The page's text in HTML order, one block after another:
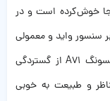
خوش‌کرده است و در
سنسور واید و معمولی
برای عکاسی استفاده می‌کنند. لنز اولتراواید سامسونگ A71 از گستردگی
و طبیعت به خوبی